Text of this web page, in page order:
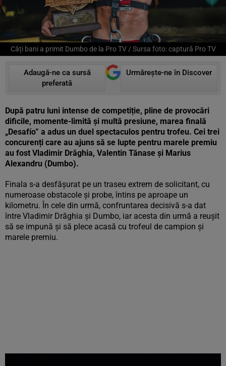
Câți bani a primit Dumbo de la Pro TV / Sursa foto: captură Pro TV
Adaugă-ne ca sursă
preferată
Urmărește-ne în Discover
După patru luni intense de competiție, pline de provocări
dificile, momente-limită și multă presiune, marea finală
„Desafío” a adus un duel spectaculos pentru trofeu. Cei trei
concurenți care au ajuns să se lupte pentru marele premiu
au fost Vladimir Drăghia, Valentin Tănase și Marius
Alexandru (Dumbo).
Finala s-a desfășurat pe un traseu extrem de solicitant, cu
numeroase obstacole și probe, întins pe aproape un
kilometru. În cele din urmă, confruntarea decisivă s-a dat
între Vladimir Drăghia și Dumbo, iar acesta din urmă a reușit
să se impună și să plece acasă cu trofeul de campion și
marele premiu.